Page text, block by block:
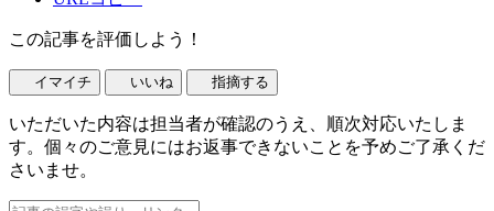
この記事を評価しよう！
イマイチ いいね 指摘する
いただいた内容は担当者が確認のうえ、順次対応いたしま
す。個々のご意見にはお返事できないことを予めご了承くだ
さいませ。